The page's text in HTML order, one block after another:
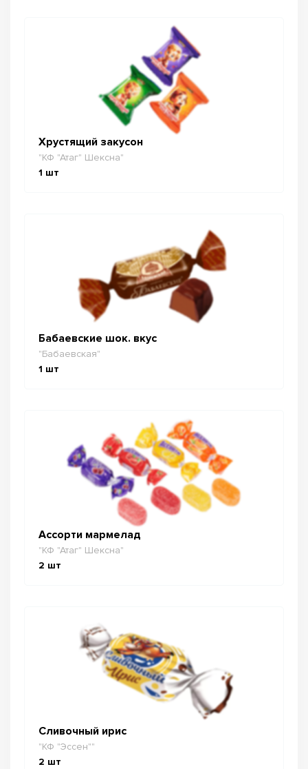
Хрустящий закусон
"КФ "Атаг" Шексна"
1 шт
Бабаевские шок. вкус
"Бабаевская"
1 шт
Ассорти мармелад
"КФ "Атаг" Шексна"
2 шт
Сливочный ирис
"КФ "Эссен""
2 шт